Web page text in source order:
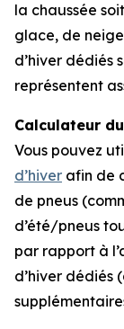
la chaussée
glace, de
d’hiver dédiés
représentent
Calculateur
Vous pouvez
d’hiver afin de
de pneus
d’été/pneus
par rapport à
d’hiver dédiés